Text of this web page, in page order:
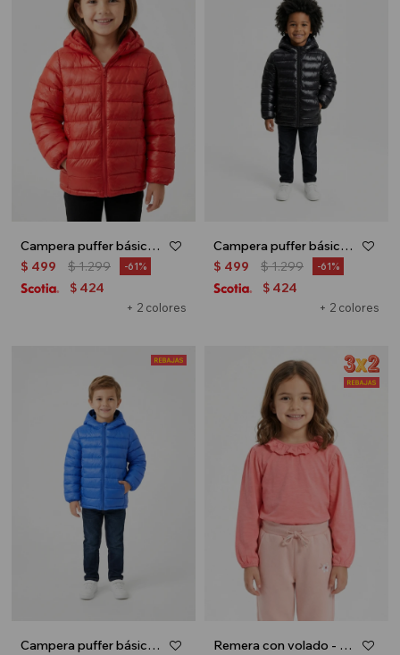
Campera puffer básica con capucha - UNISEX - Rojo
+ 2 colores
$ 499 $1.299 61
$ 424
Campera puffer básica con capucha - UNISEX - Negro
+ 2 colores
$ 499 $1.299 61
$ 424
Campera puffer básica con capucha - UNISEX - Azul
Remera con volado - Fucsia